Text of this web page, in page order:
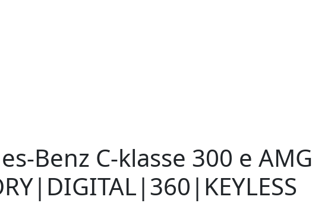
Benz C-klasse 300 e AMG